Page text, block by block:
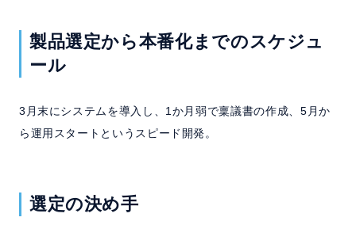
製品選定から本番化までのスケジュ
ール
3月末にシステムを導入し、1か月弱で稟議書の作成、5月か
ら運用スタートというスピード開発。
選定の決め手